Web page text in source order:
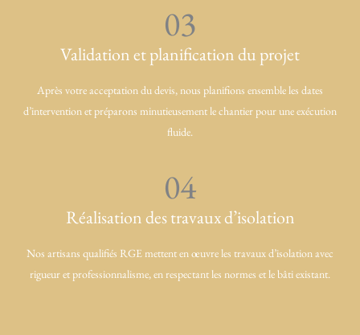
03
Validation et planification du projet
Après votre acceptation du devis, nous planifions ensemble les dates
d’intervention et préparons minutieusement le chantier pour une exécution
fluide.
04
Réalisation des travaux d’isolation
Nos artisans qualifiés RGE mettent en œuvre les travaux d’isolation avec
rigueur et professionnalisme, en respectant les normes et le bâti existant.